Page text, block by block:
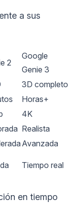
a sus
2
Google
Genie 3
3D completo
Horas+
4K
Realista
Avanzada
Tiempo real
en tiempo